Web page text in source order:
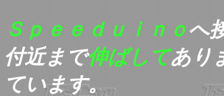
Ｓｐｅｅｄｕｉｎｏへ
付近まで伸ばしてあり
ています。